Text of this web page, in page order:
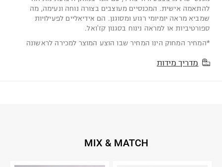
להתאמה אישית. המכנסיים מעוצבים בצורה נוחה ונעימה, מה
שמביא מראה יומיומי רגוע ומסוגנן. הם אידיאליים לפעילויות
ספורטיביות או למראה נינוח בסגנון קז'ואל.
*המחיר המחוק הינו המחיר שבו הוצע המוצר למכירה לראשונה
מדריך מידות
MIX & MATCH